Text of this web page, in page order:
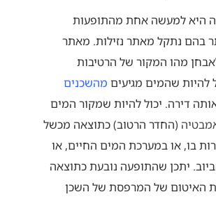
היא למעשה אחת מהתופעות
בהם נתקל מאתר נזילות. מאתר
מהו המקור של הרטיבות
להיות שהמים מגיעים מהשכנים
דירה. יכול להיות שמקור המים
(החדר הרטוב) כתוצאה מכשל
בו, או במערכת המים החיים, או
יתכן שהתופעה נובעת כתוצאה
האיטום של המרפסת של השכן